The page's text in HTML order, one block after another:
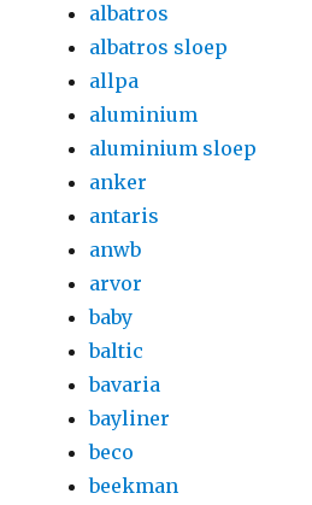
albatros
albatros sloep
allpa
aluminium
aluminium sloep
anker
antaris
anwb
arvor
baby
baltic
bavaria
bayliner
beco
beekman